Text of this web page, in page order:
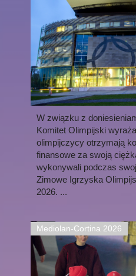
W związku z
Komitet Olimpijski
olimpijczycy otrzymają
finansowe za swoją
wykonywali podczas
Zimowe Igrzyska
2026. ...
Mediolan-Cortina 2026